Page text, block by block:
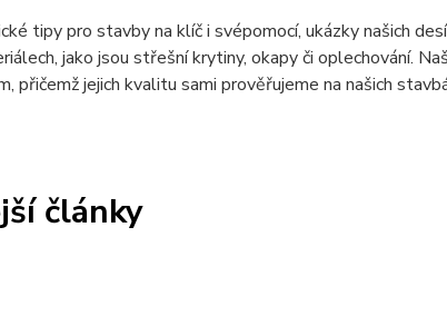
tipy pro stavby na klíč i svépomocí, ukázky našich
jako jsou střešní krytiny, okapy či oplechování.
přičemž jejich kvalitu sami prověřujeme na našich
články